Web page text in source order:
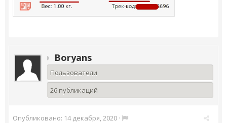
Boryans
Пользователи
26 публикаций
Опубликовано: 14 декабря, 2020 ·